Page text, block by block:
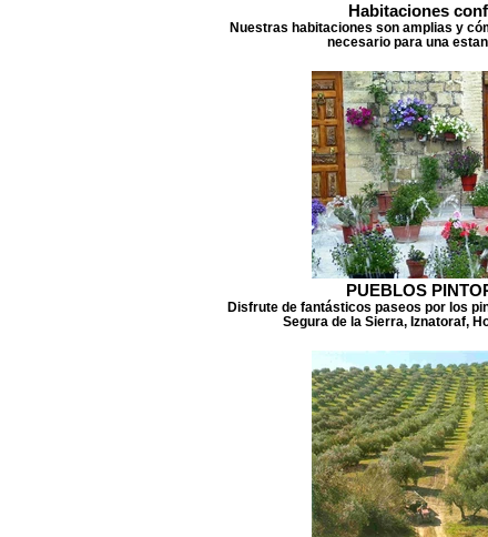
Habitaciones
Nuestras habitaciones son amplias y
necesario para una
PUEBLOS
Disfrute de fantásticos paseos por los
Segura de la Sierra, Iznatoraf,